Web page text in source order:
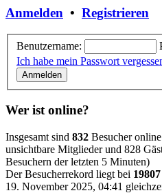
Anmelden • Registrieren
Benutzername:
Ich habe mein Passwort
Wer ist online?
Insgesamt sind 832 Besucher
unsichtbare Mitglieder und 828
Besuchern der letzten 5 Minuten)
Der Besucherrekord liegt bei 19807
19. November 2025, 04:41